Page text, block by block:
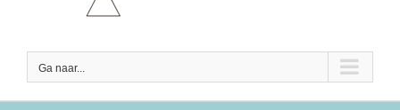
Ga naar...